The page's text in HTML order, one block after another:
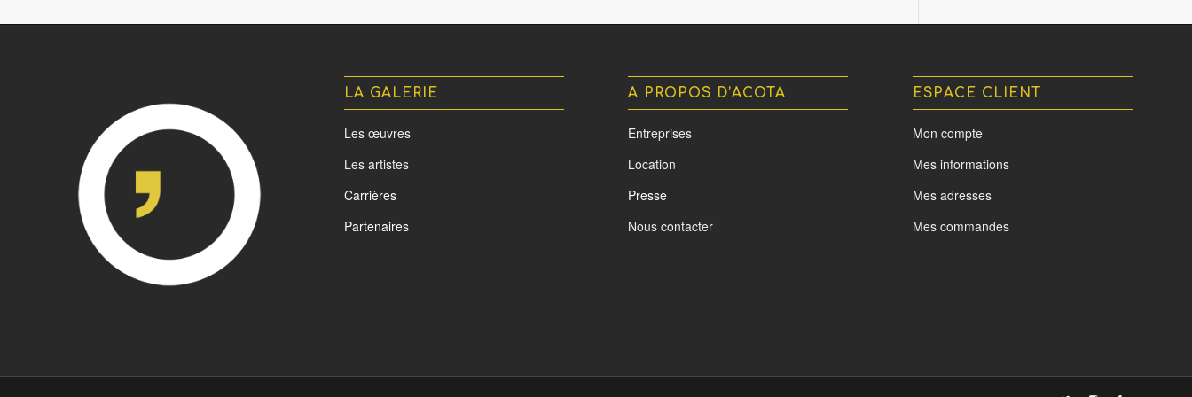
LA GALERIE
Les œuvres
Les artistes
Carrières
Partenaires
A PROPOS D’ACOTA
Entreprises
Location
Presse
Nous contacter
ESPACE CLIENT
Mon compte
Mes informations
Mes adresses
Mes commandes